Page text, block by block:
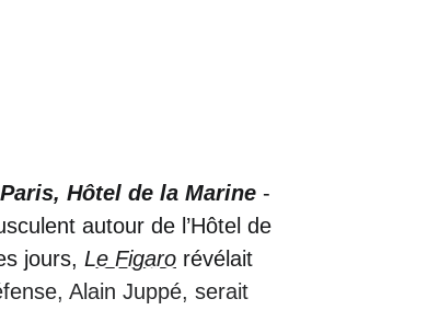
Hôtel de la Marine -
autour de l’Hôtel de
jours, Le Figarorévélait
Alain Juppé, serait